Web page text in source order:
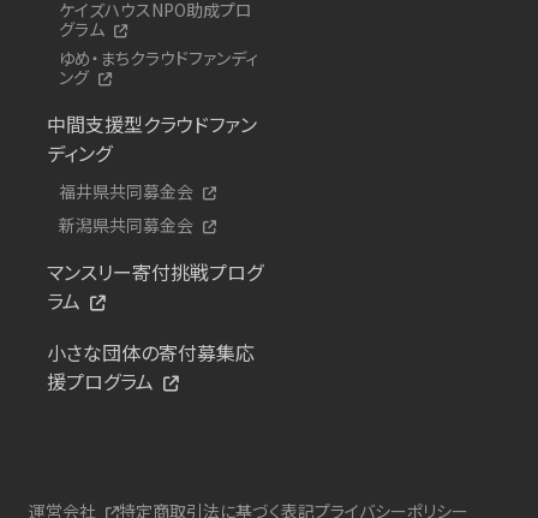
ケイズハウスNPO助成プロ
グラム
ゆめ・まちクラウドファンディ
ング
中間支援型クラウドファン
ディング
福井県共同募金会
新潟県共同募金会
マンスリー寄付挑戦プログ
ラム
小さな団体の寄付募集応
援プログラム
運営会社 特定商取引法に基づく表記プライバシーポリシー